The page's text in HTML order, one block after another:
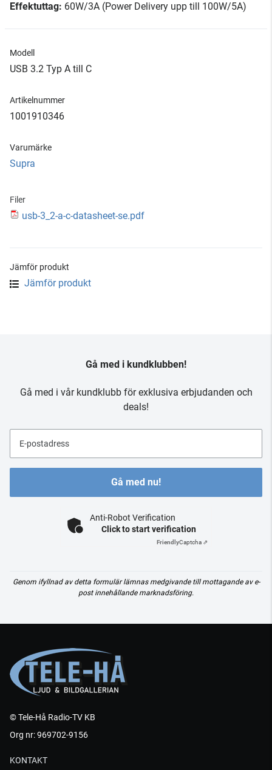
Effektuttag: 60W/3A (Power Delivery upp till 100W/5A)
Modell
USB 3.2 Typ A till C
Artikelnummer
1001910346
Varumärke
Supra
Filer
usb-3_2-a-c-datasheet-se.pdf
Jämför produkt
Jämför produkt
Gå med i kundklubben!
Gå med i vår kundklubb för exklusiva erbjudanden och
deals!
E-postadress
Gå med nu!
Anti-Robot Verification
Click to start verification
FriendlyCaptcha ⇗
Genom ifyllnad av detta formulär lämnas medgivande till mottagande av e-
post innehållande marknadsföring.
© Tele-Hå Radio-TV KB
Org nr: 969702-9156
KONTAKT